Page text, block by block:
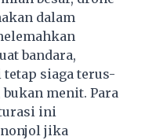
dalam
bandara,
siaga terus-
menit. Para
ini
jika